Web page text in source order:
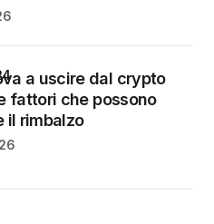
a uscire dal crypto
fattori che possono
il rimbalzo